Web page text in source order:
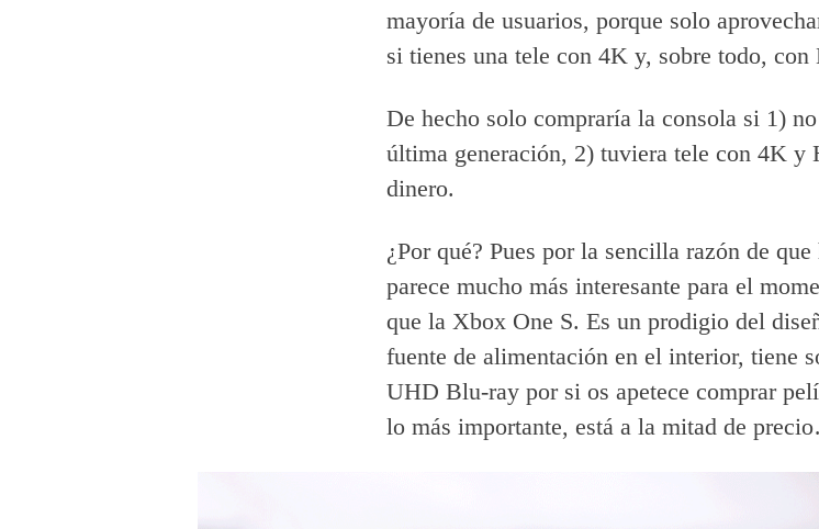
mayoría de usuarios, porque solo
si tienes una tele con 4K y, sobre todo, con
De hecho solo compraría la consola si 1)
última generación, 2) tuviera tele con 4K y
dinero.
¿Por qué? Pues por la sencilla razón de
parece mucho más interesante para el
que la Xbox One S. Es un prodigio del
fuente de alimentación en el interior, tiene
UHD Blu-ray por si os apetece comprar
lo más importante, está a la mitad de